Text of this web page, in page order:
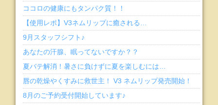
ココロの健康にもタンパク質！！
【使用レポ】V3ネムリップに癒される…
9月スタッフシフト♪
あなたの汗腺、眠ってないですか？？
夏バテ解消！暑さに負けずに夏を楽しむには…
唇の乾燥やくすみに救世主！ V3 ネムリップ発売開始！
8月のご予約受付開始しています♪